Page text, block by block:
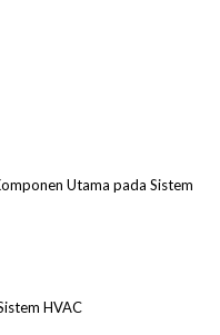
Utama pada Sistem
HVAC